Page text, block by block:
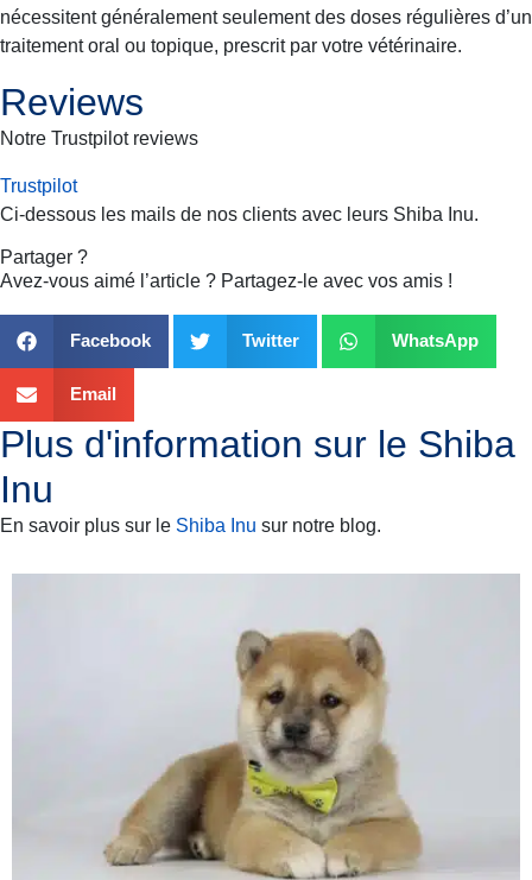
nécessitent généralement seulement des doses régulières d’un
traitement oral ou topique, prescrit par votre vétérinaire.
Reviews
Notre Trustpilot reviews
Trustpilot
Ci-dessous les mails de nos clients avec leurs Shiba Inu.
Partager ?
Avez-vous aimé l’article ? Partagez-le avec vos amis !
Facebook Twitter WhatsApp
Email
Plus d'information sur le Shiba
Inu
En savoir plus sur le Shiba Inu sur notre blog.